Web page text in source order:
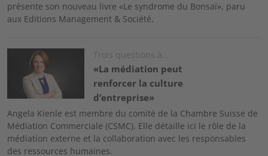
présente son nouveau livre «Le syndrome du Bonsaï», paru
aux Editions Management & Société.
Image Trois questions à…
«La médiation peut
renforcer la culture
d’entreprise»
Angela Kienle est membre du comité de la Chambre Suisse de
Médiation Commerciale (CSMC). Elle détaille ici le rôle de la
médiation externe et la collaboration avec les responsables
des ressources humaines.